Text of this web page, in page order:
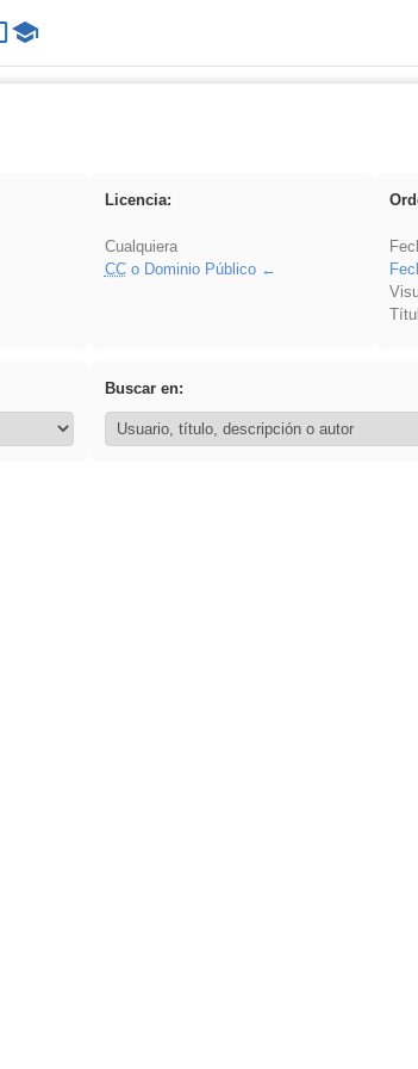
Licencia:
Cualquiera
CCo Dominio Público
Buscar en: